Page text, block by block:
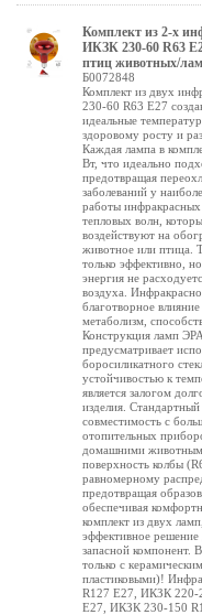
Комплект из 2-х
ИКЗК 230-60 R63
птиц животных/
Б0072848
Комплект из двух
230-60 R63 E27
идеальные
здоровому росту и
Каждая лампа в
Вт, что идеально
предотвращая
заболеваний у
работы
тепловых волн,
воздействуют на
животное или птица.
только эффективно,
энергия не
воздуха.
благотворное
метаболизм,
Конструкция ламп
предусматривает
боросиликатного
устойчивостью к
является залогом
изделия.
совместимость с
отопительных
домашними
поверхность колбы
равномерному
предотвращая
обеспечивая
комплект из двух
эффективное
запасной компонент.
только с
пластиковыми)!
R127 E27, ИКЗК 220-
E27, ИКЗК 230-150